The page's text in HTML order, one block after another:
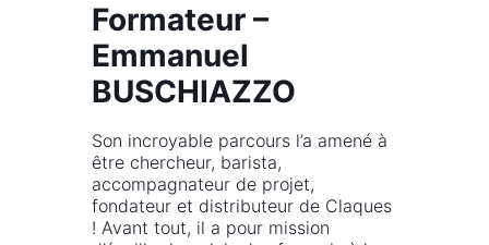
Formateur –
Emmanuel
BUSCHIAZZO
Son incroyable parcours l’a amené à
être chercheur, barista,
accompagnateur de projet,
fondateur et distributeur de Claques
! Avant tout, il a pour mission